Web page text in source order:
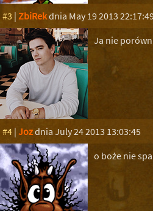
#3 | ZbiRekdnia May 19 2013
Ja nie
#4 | Jozdnia July 24 2013 13:03:45
o boże nie